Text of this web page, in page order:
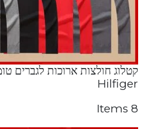
Hilfiger
8 Items